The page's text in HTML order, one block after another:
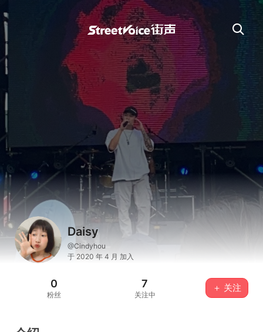
Daisy
@Cindyhou
于 2020 年 4 月 加入
0
粉丝
7
关注中
＋ 关注